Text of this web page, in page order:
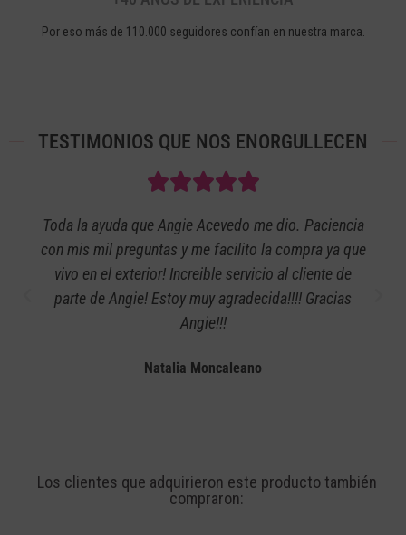
Por eso más de 110.000 seguidores confían en nuestra marca.
TESTIMONIOS QUE NOS ENORGULLECEN
Toda la ayuda que Angie Acevedo me dio. Paciencia
con mis mil preguntas y me facilito la compra ya que
vivo en el exterior! Increible servicio al cliente de
parte de Angie! Estoy muy agradecida!!!! Gracias
Angie!!!
Natalia Moncaleano
Los clientes que adquirieron este producto también
compraron: